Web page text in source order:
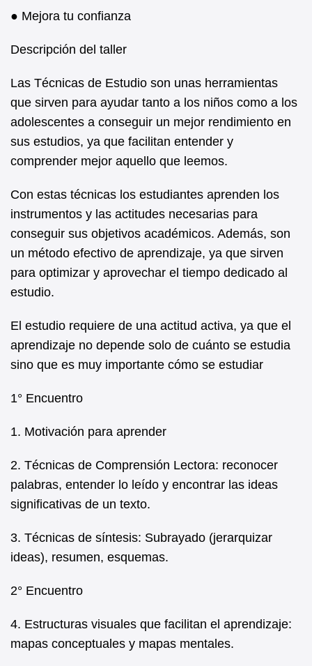
● Mejora tu confianza
Descripción del taller
Las Técnicas de Estudio son unas herramientas
que sirven para ayudar tanto a los niños como a los
adolescentes a conseguir un mejor rendimiento en
sus estudios, ya que facilitan entender y
comprender mejor aquello que leemos.
Con estas técnicas los estudiantes aprenden los
instrumentos y las actitudes necesarias para
conseguir sus objetivos académicos. Además, son
un método efectivo de aprendizaje, ya que sirven
para optimizar y aprovechar el tiempo dedicado al
estudio.
El estudio requiere de una actitud activa, ya que el
aprendizaje no depende solo de cuánto se estudia
sino que es muy importante cómo se estudiar
1° Encuentro
1. Motivación para aprender
2. Técnicas de Comprensión Lectora: reconocer
palabras, entender lo leído y encontrar las ideas
significativas de un texto.
3. Técnicas de síntesis: Subrayado (jerarquizar
ideas), resumen, esquemas.
2° Encuentro
4. Estructuras visuales que facilitan el aprendizaje:
mapas conceptuales y mapas mentales.